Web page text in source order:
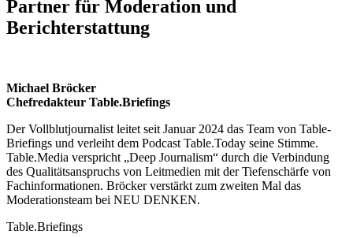
Partner für Moderation und
Berichterstattung
Michael Bröcker
Chefredakteur Table.Briefings
Der Vollblutjournalist leitet seit Januar 2024 das Team von Table-
Briefings und verleiht dem Podcast Table.Today seine Stimme.
Table.Media verspricht „Deep Journalism“ durch die Verbindung
des Qualitätsanspruchs von Leitmedien mit der Tiefenschärfe von
Fachinformationen. Bröcker verstärkt zum zweiten Mal das
Moderationsteam bei NEU DENKEN.
Table.Briefings